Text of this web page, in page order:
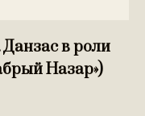
в роли
Назар»)